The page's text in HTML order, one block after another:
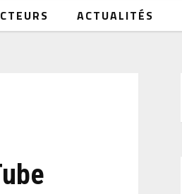
ACTUALITÉS